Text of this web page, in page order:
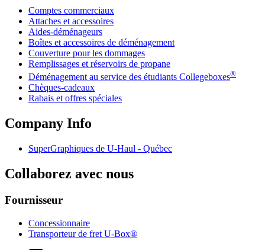
Comptes commerciaux
Attaches et accessoires
Aides-déménageurs
Boîtes et accessoires de déménagement
Couverture pour les dommages
Remplissages et réservoirs de propane
Déménagement au service des étudiants Collegeboxes®
Chèques-cadeaux
Rabais et offres spéciales
Company Info
SuperGraphiques de U-Haul - Québec
Collaborez avec nous
Fournisseur
Concessionnaire
Transporteur de fret U-Box®